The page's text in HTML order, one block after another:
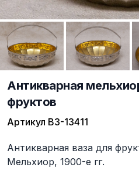
Антикварная
фруктов
Артикул ВЗ-13411
Описание
Антикварная ваза для
Мельхиор, 1900-е гг.